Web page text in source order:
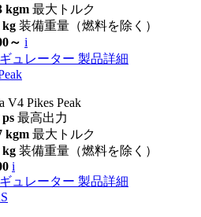
kgm 最大トルク
kg 装備重量（燃料を除く）
～ i
ュレーター 製品詳細
V4 Pikes Peak
ps 最高出力
kgm 最大トルク
kg 装備重量（燃料を除く）
i
ュレーター 製品詳細